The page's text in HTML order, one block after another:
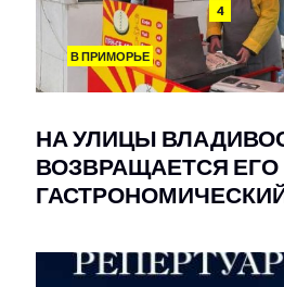
4
В ПРИМОРЬЕ
НА УЛИЦЫ
ВОЗВРАЩАЕТСЯ ЕГО